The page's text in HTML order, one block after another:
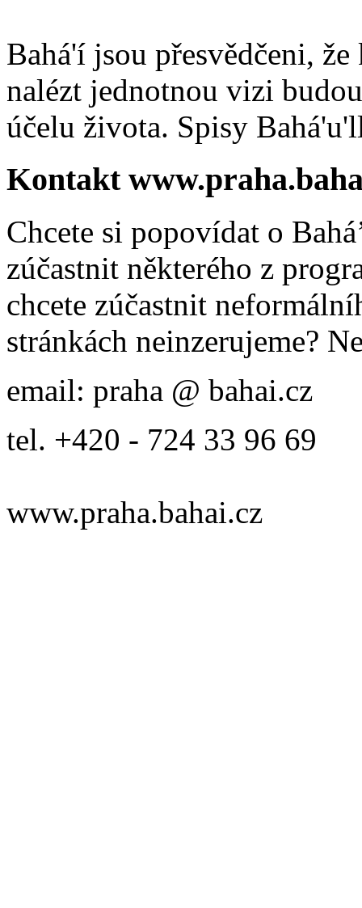
Bahá'í jsou přesvědčeni,
nalézt jednotnou vizi
účelu života. Spisy
Kontakt
Chcete si popovídat o
zúčastnit některého z
chcete zúčastnit
stránkách neinzerujeme?
email: praha @ bahai.cz
tel. +420 - 724 33 96 69
www.praha.bahai.cz